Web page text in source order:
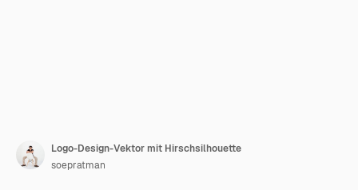
Logo-Design-Vektor mit Hirschsilhouette
soepratman